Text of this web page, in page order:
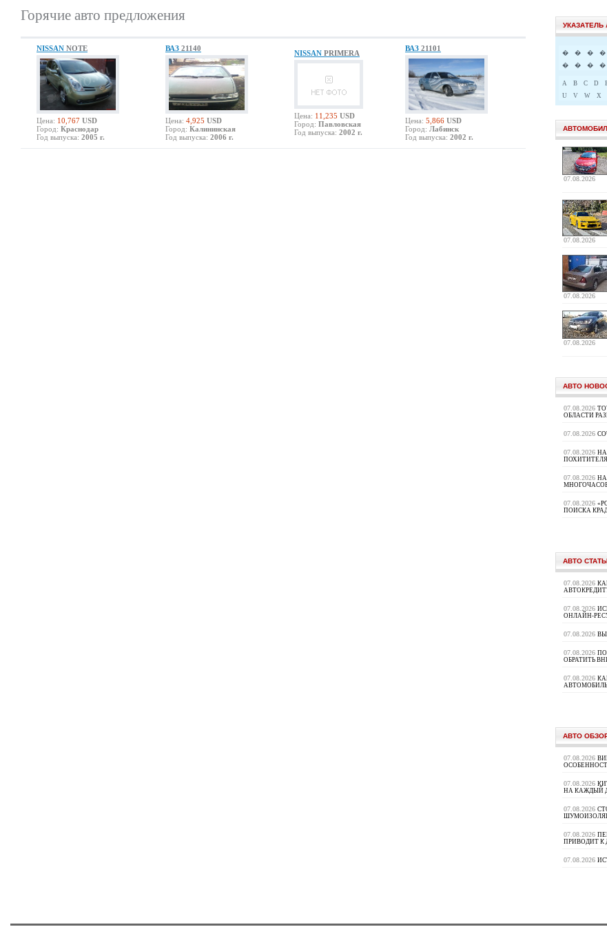
Горячие авто предложения
NISSAN NOTE
Цена: 10,767 USD
Город: Краснодар
Год выпуска: 2005 г.
ВАЗ 21140
Цена: 4,925 USD
Город: Калининская
Год выпуска: 2006 г.
NISSAN PRIMERA
Цена: 11,235 USD
Город: Павловская
Год выпуска: 2002 г.
ВАЗ 21101
Цена: 5,866 USD
Город: Лабинск
Год выпуска: 2002 г.
� � � �
�
� � �
A B C D
U
V W X
07.08.2026
07.08.2026
07.08.2026
07.08.2026
АВТО
07.08.2026
ОБЛАСТИ
07.08.2026
07.08.2026 НА
07.08.2026 НА
07.08.2026
ПОИСКА
АВТО
07.08.2026
07.08.2026
ОНЛАЙН-
07.08.2026
07.08.2026
ОБРАТИТЬ
07.08.2026
АВТО
07.08.2026
07.08.2026
НА КАЖДЫЙ
07.08.2026
07.08.2026
ПРИВОДИТ К
07.08.2026